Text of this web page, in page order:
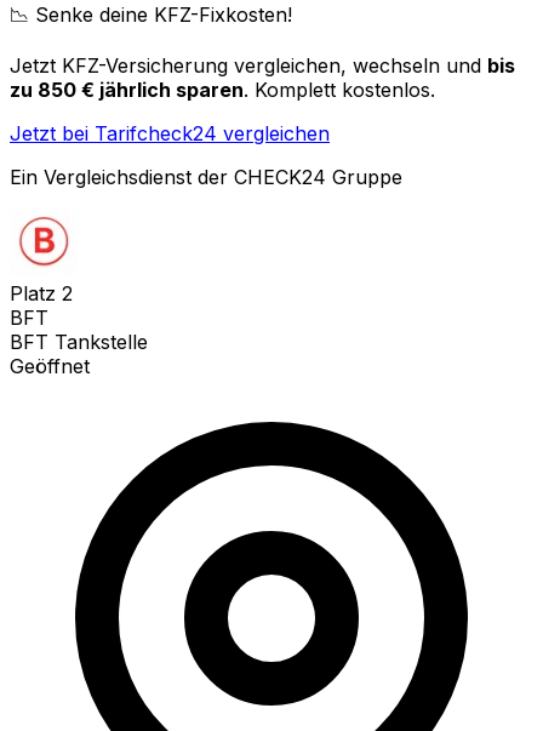
📉 Senke deine KFZ-Fixkosten!
Jetzt KFZ-Versicherung vergleichen, wechseln und bis
zu 850 € jährlich sparen. Komplett kostenlos.
Jetzt bei Tarifcheck24 vergleichen
Ein Vergleichsdienst der CHECK24 Gruppe
Platz 2
BFT
BFT Tankstelle
Geöffnet